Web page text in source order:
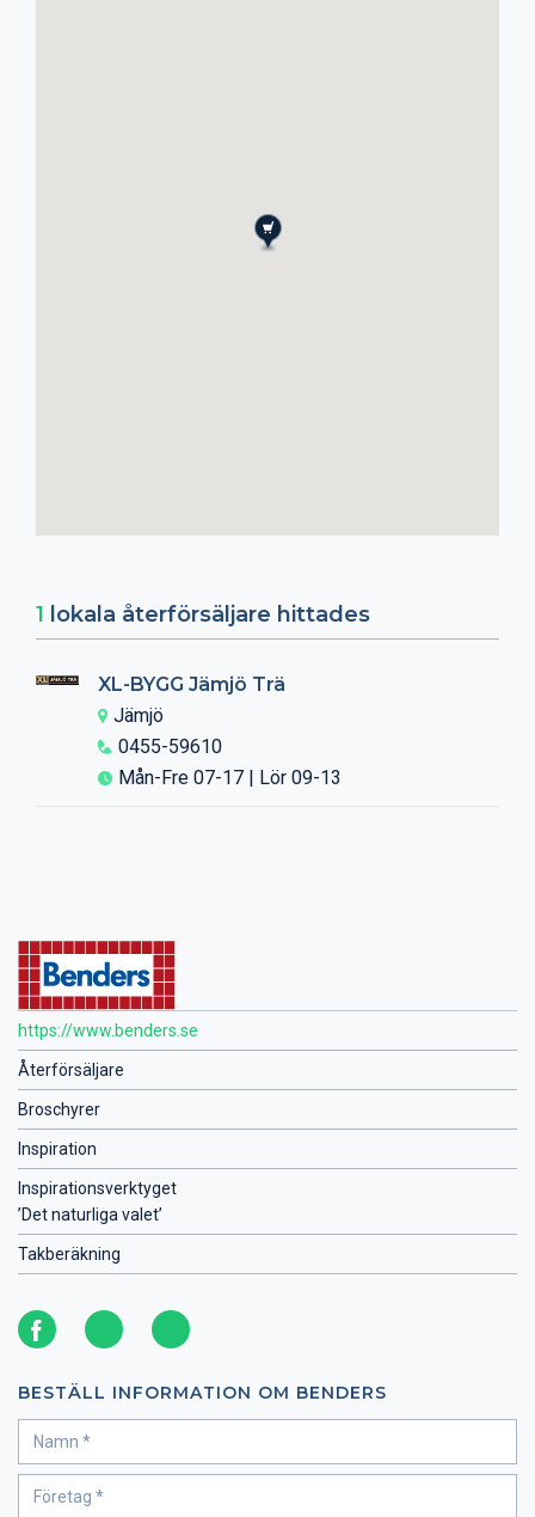
https://www.benders.se
Återförsäljare
Broschyrer
Inspiration
Inspirationsverktyget
’Det naturliga valet’
Takberäkning
BESTÄLL INFORMATION OM BENDERS
1 lokala återförsäljare hittades
XL-BYGG Jämjö Trä
Jämjö
0455-59610
Mån-Fre 07-17 | Lör 09-13